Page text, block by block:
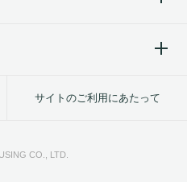
サイトのご利用にあたって
CO., LTD.